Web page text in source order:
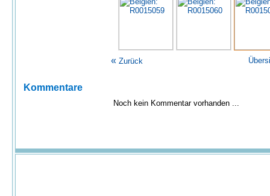
« Zurück
Kommentare
Noch kein Kommentar vorhanden ...